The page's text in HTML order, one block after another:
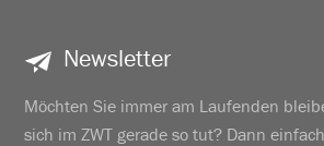
Newsletter
Möchten Sie immer am Laufenden
sich im ZWT gerade so tut? Dann